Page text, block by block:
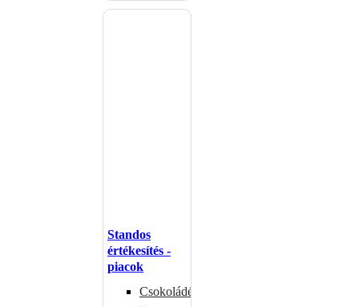
Standos
értékesítés -
piacok
Csokoládémelegítők